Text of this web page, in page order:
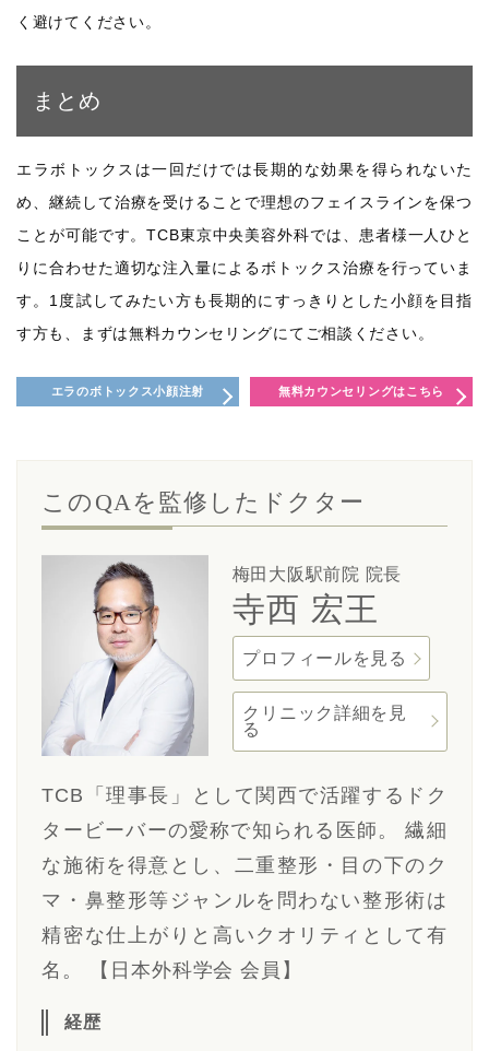
く避けてください。
まとめ
エラボトックスは一回だけでは長期的な効果を得られないた
め、継続して治療を受けることで理想のフェイスラインを保つ
ことが可能です。TCB東京中央美容外科では、患者様一人ひと
りに合わせた適切な注入量によるボトックス治療を行っていま
す。1度試してみたい方も長期的にすっきりとした小顔を目指
す方も、まずは無料カウンセリングにてご相談ください。
エラのボトックス小顔注射 無料カウンセリングはこちら
このQAを監修したドクター
梅田大阪駅前院 院長
寺西 宏王
プロフィールを見る
クリニック詳細を見
る
TCB「理事長」として関西で活躍するドク
タービーバーの愛称で知られる医師。 繊細
な施術を得意とし、二重整形・目の下のク
マ・鼻整形等ジャンルを問わない整形術は
精密な仕上がりと高いクオリティとして有
名。 【日本外科学会 会員】
経歴